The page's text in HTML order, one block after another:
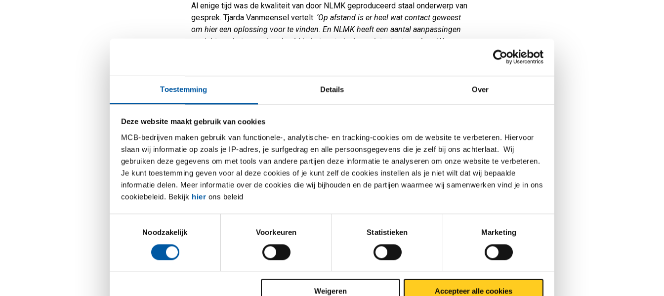
Toestemming Details Over
Deze website maakt gebruik van cookies
MCB-bedrijven maken gebruik van functionele-, analytische- en tracking-cookies om de website te verbeteren. Hiervoor
slaan wij informatie op zoals je IP-adres, je surfgedrag en alle persoonsgegevens die je zelf bij ons achterlaat. Wij
gebruiken deze gegevens om met tools van andere partijen deze informatie te analyseren om onze website te verbeteren.
Je kunt toestemming geven voor al deze cookies of je kunt zelf de cookies instellen als je niet wilt dat wij bepaalde
informatie delen. Meer informatie over de cookies die wij bijhouden en de partijen waarmee wij samenwerken vind je in ons
cookiebeleid. Bekijk hier ons beleid
Noodzakelijk
Voorkeuren Statistieken Marketing
Weigeren Accepteer alle cookies
Al enige tijd was de kwaliteit van door NLMK geproduceerd staal onderwerp van
gesprek. Tjarda Vanmeensel vertelt: ‘Op afstand is er heel wat contact geweest
om hier een oplossing voor te vinden. En NLMK heeft een aantal aanpassingen
verricht om het spanningsbeeld in het materiaal consistenter te maken. We
elkaars processen te krijgen.
operators van NLMK en operators van MCB’ , vertelt Tjarda.‘Zij zijn 24 april hier op
bezoek geweest en op 21 juni was het tijd voor MCB om een kijkje bij NLMK te
nemen.’
‘Het is mooi om inzicht te krijgen in hoe zij werken’, vertelt een enthousiaste Mart
van Son.‘En andersom natuurlijk ook. Dan zien ze waar wij mee werken. NLMK
heeft onze hulp ook nodig om verbeteringen door te kunnen voeren. Wat is het
probleem en waarom is dit zo belangrijk voor ons?’
Mano Selladurai, een van de operators die bij dit proces betrokken is geweest,
‘De ene coil wordt linksom opgerold en de andere rechtsom,
afhankelijk van op welke lijn materiaal geproduceerd wordt. Dit alleen al geeft een
verschil in spanningsbeeld. Wij moeten de machine om te richten helemaal
andersom instellen.’